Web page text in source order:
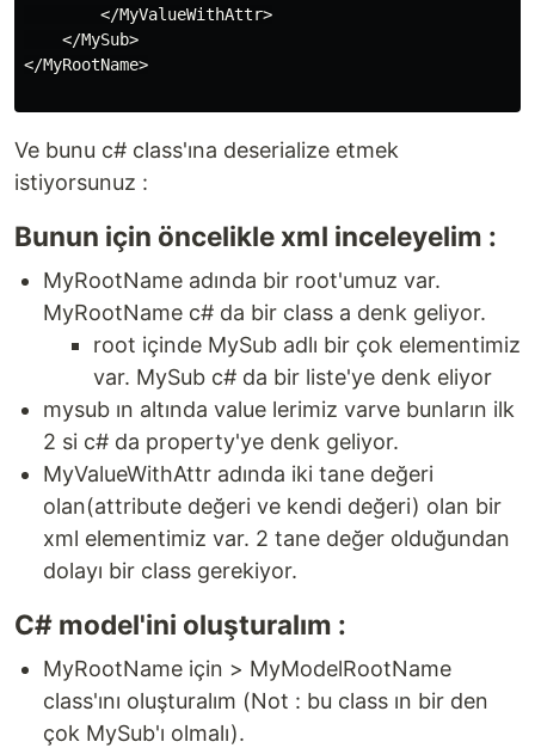
        </MyValueWithAttr>
    </MySub>
</MyRootName>
Ve bunu c# class'ına deserialize etmek
istiyorsunuz :
Bunun için öncelikle xml inceleyelim :
MyRootName adında bir root'umuz var.
MyRootName c# da bir class a denk geliyor.
root içinde MySub adlı bir çok elementimiz
var. MySub c# da bir liste'ye denk eliyor
mysub ın altında value lerimiz varve bunların ilk
2 si c# da property'ye denk geliyor.
MyValueWithAttr adında iki tane değeri
olan(attribute değeri ve kendi değeri) olan bir
xml elementimiz var. 2 tane değer olduğundan
dolayı bir class gerekiyor.
C# model'ini oluşturalım :
MyRootName için > MyModelRootName
class'ını oluşturalım (Not : bu class ın bir den
çok MySub'ı olmalı).